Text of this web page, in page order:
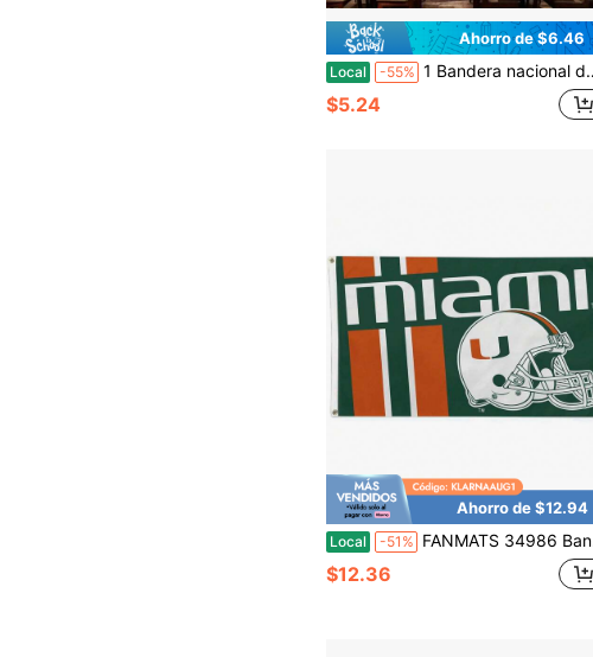
Ahorro de $6.46
Local -55% 1 Bandera nacional de Ghana de 3X5 pies - Material de poliéster duradero, apto para uso en interiores y exteriores, con ojales, colores vibrantes y adecuada para ocasiones patrióticas, decoración del hogar, la escuela o la oficina
$5.24
Ahorro de $12.94
Local -51% FANMATS 34986 Bandera de uniforme local de los Miami Hurricanes 36x60
$12.36